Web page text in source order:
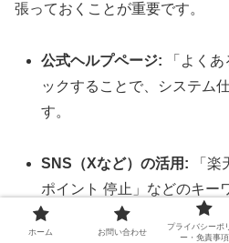
張っておくことが重要です。
公式ヘルプページ: 「よく
ックすることで、システム
す。
SNS（Xなど）の活用: 「楽
ポイント 停止」などのキー
じ状況にあるユーザーのリ
期的な解決策が見つかるこ
ホーム お問い合わせ
プライバシーポ
ー・免責事項